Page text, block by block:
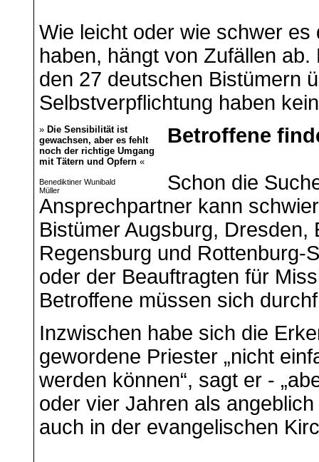
Wie leicht oder wie schwer
haben, hängt von Zufällen
den 27 deutschen Bistümern
Selbstverpflichtung haben
» Die Sensibilität ist
gewachsen, aber es fehlt
noch der richtige Umgang
mit Tätern und Opfern«
Benediktiner Wunibald
Müller
Betroffene
Schon die
Ansprechpartner kann
Bistümer Augsburg,
Regensburg und Rottenburg-
oder der Beauftragten für
Betroffene müssen sich
Inzwischen habe sich die
gewordene Priester „nicht
werden können“, sagt er -
oder vier Jahren als
auch in der evangelischen